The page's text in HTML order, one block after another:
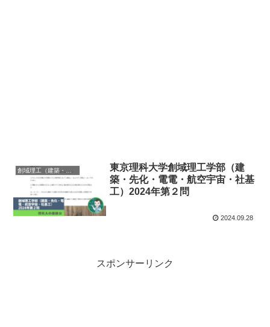
創域理工（建築・先化・電電・航空宇宙・社基工）
東京理科大学創域理工学部（建
築・先化・電電・航空宇宙・社基
工）2024年第２問
2024.09.28
スポンサーリンク